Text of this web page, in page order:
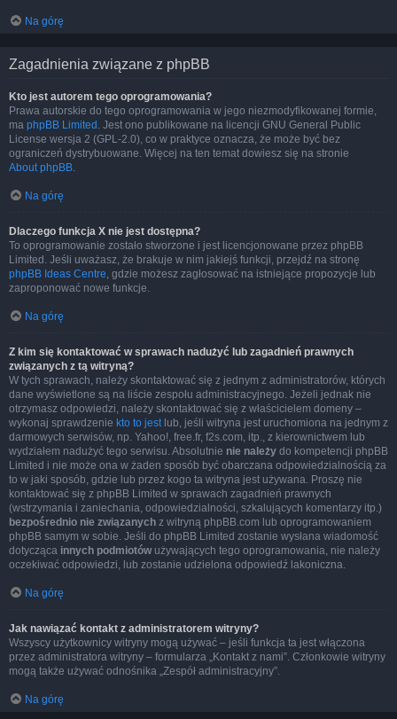
Na górę
Zagadnienia związane z phpBB
Kto jest autorem tego oprogramowania?
Prawa autorskie do tego oprogramowania w jego niezmodyfikowanej formie,
ma phpBB Limited . Jest ono publikowane na licencji GNU General Public
License wersja 2 (GPL-2.0), co w praktyce oznacza, że może być bez
ograniczeń dystrybuowane. Więcej na ten temat dowiesz się na stronie
About phpBB.
Na górę
Dlaczego funkcja X nie jest dostępna?
To oprogramowanie zostało stworzone i jest licencjonowane przez phpBB
Limited. Jeśli uważasz, że brakuje w nim jakiejś funkcji, przejdź na stronę
phpBB Ideas Centre, gdzie możesz zagłosować na istniejące propozycje lub
zaproponować nowe funkcje.
Na górę
Z kim się kontaktować w sprawach nadużyć lub zagadnień prawnych
związanych z tą witryną?
W tych sprawach, należy skontaktować się z jednym z administratorów, których
dane wyświetlone są na liście zespołu administracyjnego. Jeżeli jednak nie
otrzymasz odpowiedzi, należy skontaktować się z właścicielem domeny –
wykonaj sprawdzenie kto to jestlub, jeśli witryna jest uruchomiona na jednym z
darmowych serwisów, np. Yahoo!, free.fr, f2s.com, itp., z kierownictwem lub
wydziałem nadużyć tego serwisu. Absolutnie nie należy do kompetencji phpBB
Limited i nie może ona w żaden sposób być obarczana odpowiedzialnością za
to w jaki sposób, gdzie lub przez kogo ta witryna jest używana. Proszę nie
kontaktować się z phpBB Limited w sprawach zagadnień prawnych
(wstrzymania i zaniechania, odpowiedzialności, szkalujących komentarzy itp.)
bezpośrednio nie związanych z witryną phpBB.com lub oprogramowaniem
phpBB samym w sobie. Jeśli do phpBB Limited zostanie wysłana wiadomość
dotycząca innych podmiotów używających tego oprogramowania, nie należy
oczekiwać odpowiedzi, lub zostanie udzielona odpowiedź lakoniczna.
Na górę
Jak nawiązać kontakt z administratorem witryny?
Wszyscy użytkownicy witryny mogą używać – jeśli funkcja ta jest włączona
przez administratora witryny – formularza „Kontakt z nami”. Członkowie witryny
mogą także używać odnośnika „Zespół administracyjny”.
Na górę